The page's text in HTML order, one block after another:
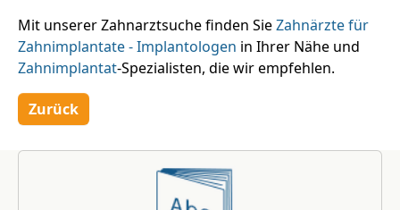
Mit unserer Zahnarztsuche finden SieZahnärzte für
Zahnimplantate - Implantologen in Ihrer Nähe und
Zahnimplantat-Spezialisten, die wir empfehlen.
Zurück